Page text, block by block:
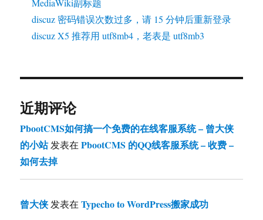
MediaWiki副标题
discuz 密码错误次数过多，请 15 分钟后重新登录
discuz X5 推荐用 utf8mb4，老表是 utf8mb3
近期评论
PbootCMS如何搞一个免费的在线客服系统 – 曾大侠
的小站发表在PbootCMS 的QQ线客服系统 – 收费 –
如何去掉
曾大侠发表在Typecho to WordPress搬家成功